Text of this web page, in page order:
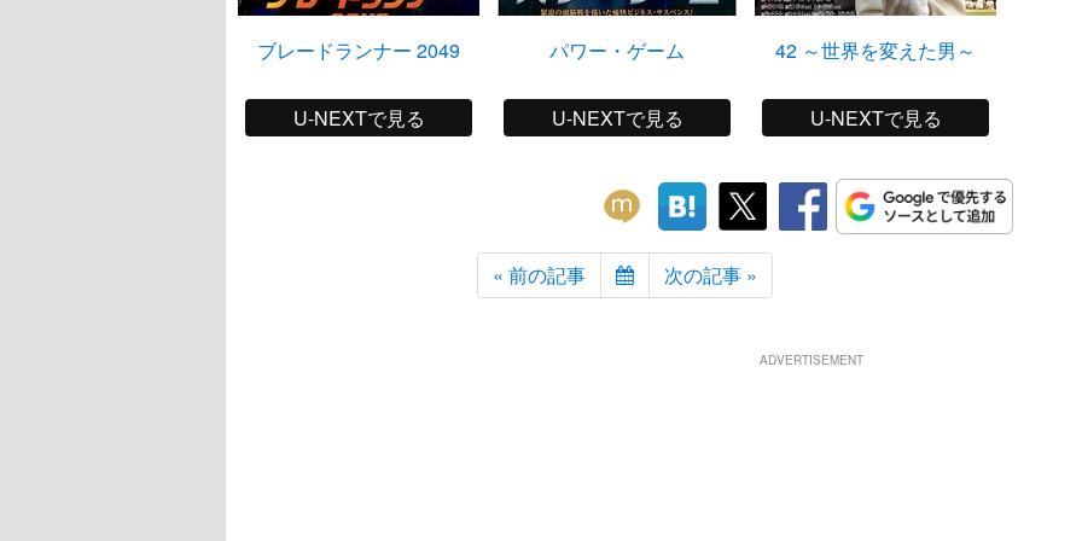
ブレードランナー 2049
U-NEXTで見る
パワー・ゲーム
U-NEXTで見る
42 ～世界を変えた男～
U-NEXTで見る
« 前の記事 次の記事 »
ADVERTISEMENT